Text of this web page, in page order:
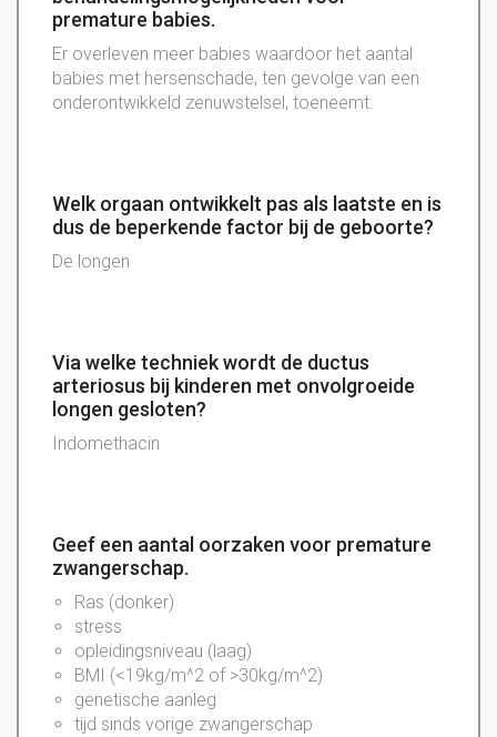
premature babies.
Er overleven meer babies waardoor het aantal
babies met hersenschade, ten gevolge van een
onderontwikkeld zenuwstelsel, toeneemt.
Welk orgaan ontwikkelt pas als laatste en is
dus de beperkende factor bij de geboorte?
De longen
Via welke techniek wordt de ductus
arteriosus bij kinderen met onvolgroeide
longen gesloten?
Indomethacin
Geef een aantal oorzaken voor premature
zwangerschap.
Ras (donker)
stress
opleidingsniveau (laag)
BMI (<19kg/m^2 of >30kg/m^2)
genetische aanleg
tijd sinds vorige zwangerschap